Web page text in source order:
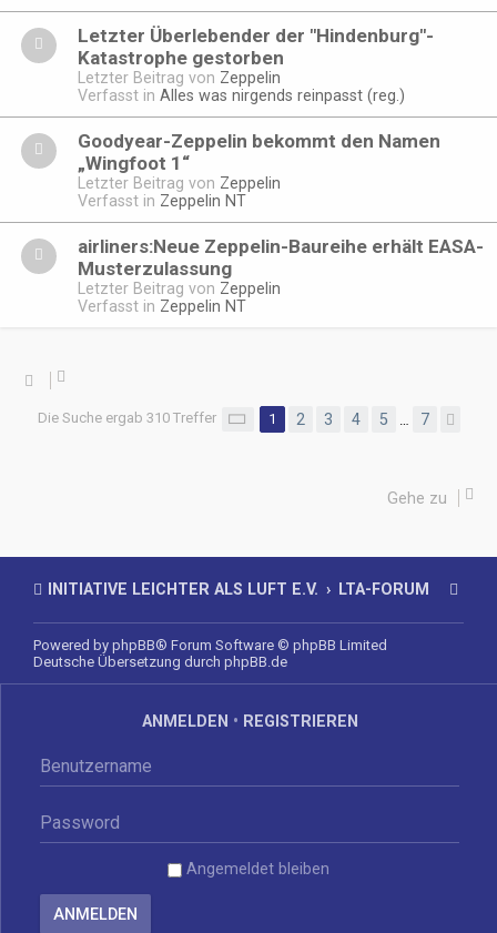
Letzter Überlebender der "Hindenburg"-
Katastrophe gestorben
Letzter Beitrag von Zeppelin
Verfasst in Alles was nirgends reinpasst (reg.)
Goodyear-Zeppelin bekommt den Namen
„Wingfoot 1“
Letzter Beitrag von Zeppelin
Verfasst in Zeppelin NT
airliners:Neue Zeppelin-Baureihe erhält EASA-
Musterzulassung
Letzter Beitrag von Zeppelin
Verfasst in Zeppelin NT
Die Suche ergab 310 Treffer Seite 1von
1 2 3 4 5 7
Gehe zu
INITIATIVE LEICHTER ALS LUFT E.V. LTA-FORUM
Powered by phpBB® Forum Software © phpBB Limited
Deutsche Übersetzung durch phpBB.de
ANMELDEN • REGISTRIEREN
Angemeldet bleiben